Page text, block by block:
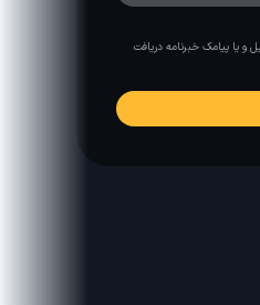
و یا پیامک خبرنامه دریافت